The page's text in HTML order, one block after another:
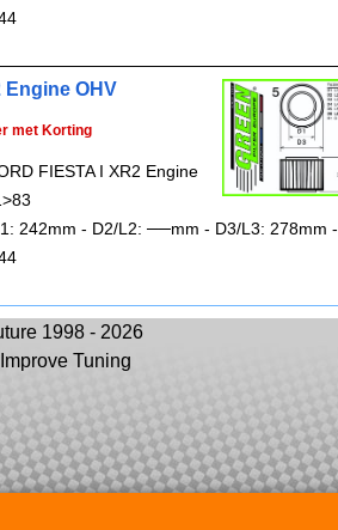
Engine OHV
met Korting
FIESTA I XR2 Engine
242mm - D2/L2: ──mm - D3/L3: 278mm -
1998 - 2026
Tuning